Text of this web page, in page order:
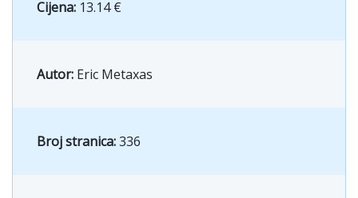
Cijena: 13.14 €
Autor: Eric Metaxas
Broj stranica:336